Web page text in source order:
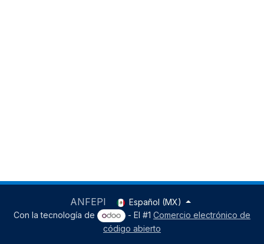
ANFEPI
Español (MX)
Con la tecnología de
- El #1Comercio electrónico de
código abierto